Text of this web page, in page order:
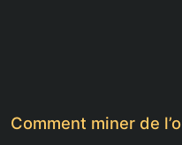
Comment miner de